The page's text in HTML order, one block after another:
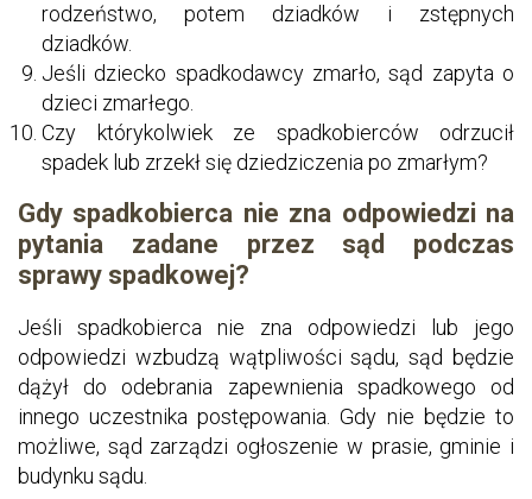
rodzeństwo, potem dziadków i zstępnych
dziadków.
Jeśli dziecko spadkodawcy zmarło, sąd zapyta o
dzieci zmarłego.
Czy którykolwiek ze spadkobierców odrzucił
spadek lub zrzekł się dziedziczenia po zmarłym?
Gdy spadkobierca nie zna odpowiedzi na
pytania zadane przez sąd podczas
sprawy spadkowej?
Jeśli spadkobierca nie zna odpowiedzi lub jego
odpowiedzi wzbudzą wątpliwości sądu, sąd będzie
dążył do odebrania zapewnienia spadkowego od
innego uczestnika postępowania. Gdy nie będzie to
możliwe, sąd zarządzi ogłoszenie w prasie, gminie i
budynku sądu.